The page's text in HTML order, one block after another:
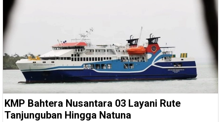
KMP Bahtera Nusantara 03 Layani Rute
Tanjunguban Hingga Natuna